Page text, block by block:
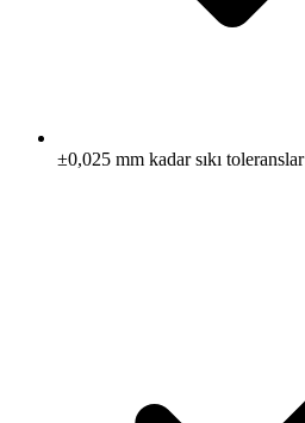
±0,025 mm kadar sıkı toleranslar